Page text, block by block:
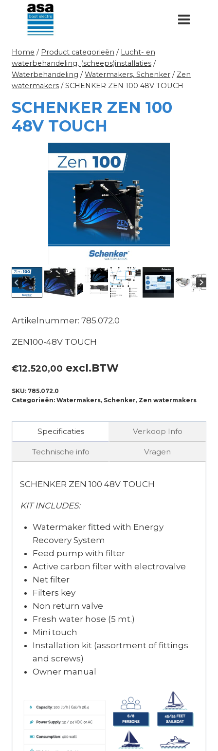
Doorgaan
inhoud
Home / Product categorieën / Lucht- en
waterbehandeling, (scheeps)installaties /
Waterbehandeling / Watermakers, Schenker / Zen
watermakers / SCHENKER ZEN 100 48V TOUCH
SCHENKER ZEN 100
48V TOUCH
Artikelnummer: 785.072.0
ZEN100-48V TOUCH
€12.520,00 excl.BTW
SKU: 785.072.0
Categorieën: Watermakers, Schenker, Zen watermakers
Specificaties Verkoop Info
Technische info Vragen
SCHENKER ZEN 100 48V TOUCH
KIT INCLUDES:
Watermaker fitted with Energy
Recovery System
Feed pump with filter
Active carbon filter with electrovalve
Net filter
Filters key
Non return valve
Fresh water hose (5 mt.)
Mini touch
Installation kit (assortment of fittings
and screws)
Owner manual